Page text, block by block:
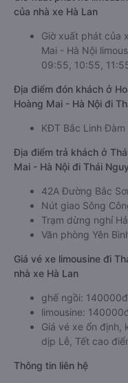
của nhà xe Hà Lan
Giờ xuất phát của
Mai - Hà Nội
09:55, 10:55,
Địa điểm đón khách ở
Hoàng Mai - Hà Nội đi
KĐT Bắc Linh Đàm
Địa điểm trả khách ở
Mai - Hà Nội đi Thái
42A Đường Bắc
Nút giao Sông
Trạm dừng nghỉ
Văn phòng Yên
Giá vé xe limousine đi
nhà xe Hà Lan
ghế ngồi:
limousine:
Giá vé xe ổn
dịp Lễ, Tết cao
Thông tin liên hệ